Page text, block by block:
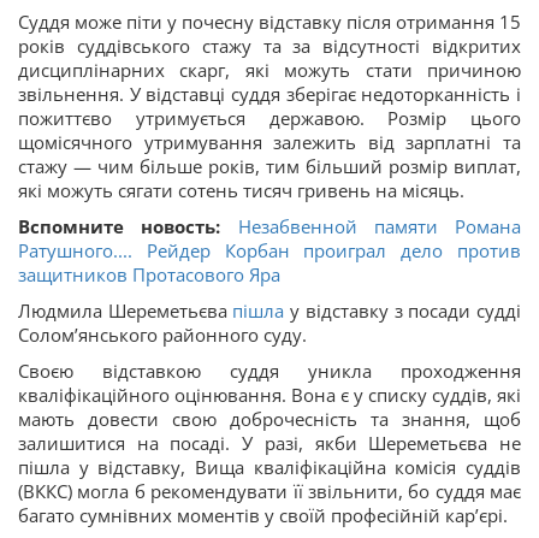
Суддя може піти у почесну відставку після отримання 15
років суддівського стажу та за відсутності відкритих
дисциплінарних скарг, які можуть стати причиною
звільнення. У відставці суддя зберігає недоторканність і
пожиттєво утримується державою. Розмір цього
щомісячного утримування залежить від зарплатні та
стажу — чим більше років, тим більший розмір виплат,
які можуть сягати сотень тисяч гривень на місяць.
Вспомните новость:
Незабвенной памяти Романа
Ратушного.... Рейдер Корбан проиграл дело против
защитников Протасового Яра
Людмила Шереметьєва пішла у відставку з посади судді
Солом’янського районного суду.
Своєю відставкою суддя уникла проходження
кваліфікаційного оцінювання. Вона є у списку суддів, які
мають довести свою доброчесність та знання, щоб
залишитися на посаді. У разі, якби Шереметьєва не
пішла у відставку, Вища кваліфікаційна комісія суддів
(ВККС) могла б рекомендувати її звільнити, бо суддя має
багато сумнівних моментів у своїй професійній кар’єрі.